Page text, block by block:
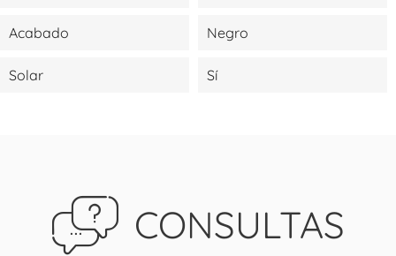
Acabado Negro
Solar Sí
CONSULTAS